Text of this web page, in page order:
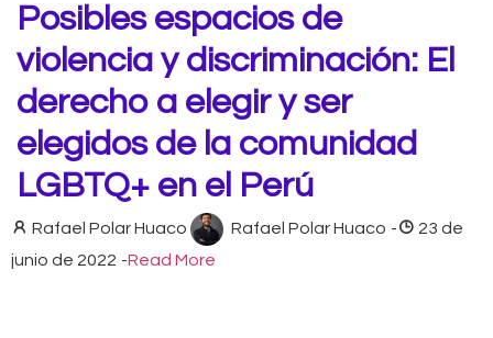
Posibles espacios de
violencia y discriminación: El
derecho a elegir y ser
elegidos de la comunidad
LGBTQ+ en el Perú
Rafael Polar Huaco Rafael Polar Huaco -
23 de
junio de 2022 -Read More